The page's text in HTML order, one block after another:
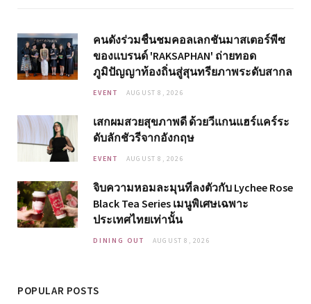
คนดังร่วมชื่นชมคอลเลกชันมาสเตอร์พีซ
ของแบรนด์ 'RAKSAPHAN' ถ่ายทอด
ภูมิปัญญาท้องถิ่นสู่สุนทรียภาพระดับสากล
EVENT AUGUST 8, 2026
เสกผมสวยสุขภาพดี ด้วยวีแกนแฮร์แคร์ระ
ดับลักชัวรีจากอังกฤษ
EVENT AUGUST 8, 2026
จิบความหอมละมุนที่ลงตัวกับ Lychee Rose
Black Tea Series เมนูพิเศษเฉพาะ
ประเทศไทยเท่านั้น
DINING OUT AUGUST 8, 2026
POPULAR POSTS